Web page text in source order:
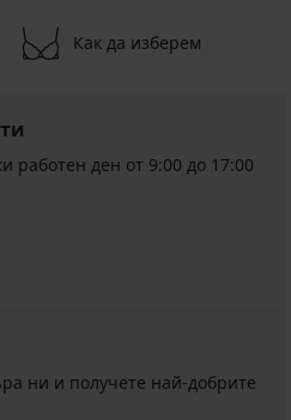
Как да изберем
работен ден от 9:00 до 17:00
ни и получете най-добрите